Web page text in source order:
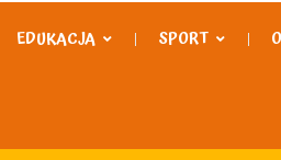
EDUKACJA SPORT